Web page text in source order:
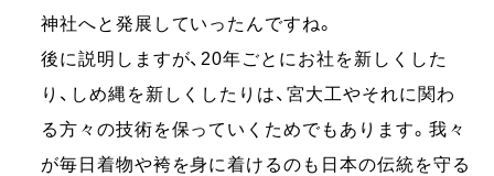
神社へと発展していったんですね。
後に説明しますが、20年ごとにお社を新しくした
り、しめ縄を新しくしたりは、宮大工やそれに関わ
る方々の技術を保っていくためでもあります。我々
が毎日着物や袴を身に着けるのも日本の伝統を守る